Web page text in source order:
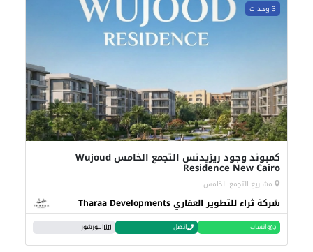
3 وحدات
كمبوند وجود ريزيدنس التجمع الخامس Wujoud
Residence New Cairo
مشاريع التجمع الخامس
شركة ثراء للتطوير العقاري Tharaa Developments
واتساب اتصل البورشور